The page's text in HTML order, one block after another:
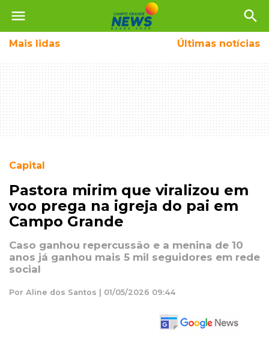
menu search
Mais lidas Últimas notícias
Capital
Pastora mirim que viralizou em
voo prega na igreja do pai em
Campo Grande
Caso ganhou repercussão e a menina de 10
anos já ganhou mais 5 mil seguidores em rede
social
Por Aline dos Santos | 01/05/2026 09:44